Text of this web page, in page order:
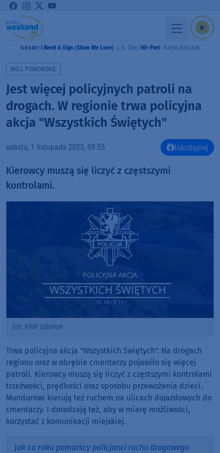
GRAMY I Need A Sign (Show Me Love) L.b. One Hit-Port Kamil Gierczak
WOJ. POMORSKIE
Jest więcej policyjnych patroli na
drogach. W regionie trwa policyjna
akcja "Wszystkich Świętych"
sobota, 1 listopada 2025, 08:55 Udostępnij
Kierowcy muszą się liczyć z częstszymi
kontrolami.
fot. KWP Gdańsk
Trwa policyjna akcja "Wszystkich Świętych". Na drogach
regionu oraz w obrębie cmentarzy pojawiło się więcej
patroli. Kierowcy muszą się liczyć z częstszymi kontrolami
trzeźwości, prędkości oraz sposobu przewożenia dzieci.
Mundurowi kierują też ruchem na ulicach dojazdowych do
cmentarzy. I doradzają też, aby w miarę możliwości,
korzystać z komunikacji miejskiej.
Jak co roku pomorscy policjanci ruchu drogowego